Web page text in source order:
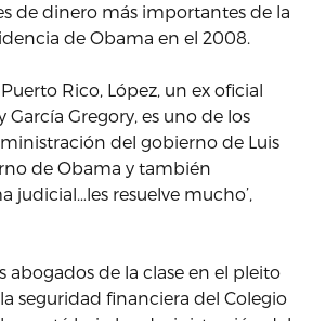
de dinero más importantes de la
de Obama en el 2008.
Rico, López, un ex oficial
García Gregory, es uno de los
del gobierno de Luis
de Obama y también
judicial…les resuelve mucho’,
abogados de la clase en el pleito
seguridad financiera del Colegio